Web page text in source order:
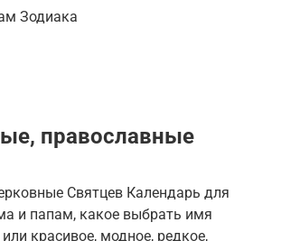
Зодиака
православные
Святцев Календарь для
и папам, какое выбрать имя
красивое, модное, редкое,